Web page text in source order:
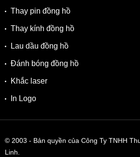
Thay pin đồng hồ
Thay kính đồng hồ
Lau dầu đồng hồ
Đánh bóng đồng hồ
Khắc laser
In Logo
© 2003 - Bản quyền của Công Ty TNHH
Linh.